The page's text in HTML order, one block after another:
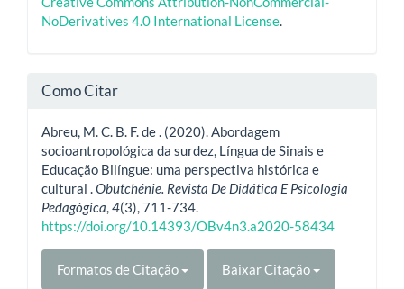
NoDerivatives 4.0 International License
Como Citar
Abreu, M. C. B. F. de . (2020). Abordagem
socioantropológica da surdez, Língua de Sinais e
Educação Bilíngue: uma perspectiva histórica e
cultural .Obutchénie. Revista De Didática E Psicologia
Pedagógica,4(3), 711-734.
https://doi.org/10.14393/OBv4n3.a2020-58434
Formatos de Citação Baixar Citação